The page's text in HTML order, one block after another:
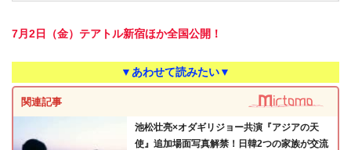
7月2日（金）テアトル新宿ほか全国公開！
▼あわせて読みたい▼
関連記事
池松壮亮×オダギリジョー共演『アジアの天
使』追加場面写真解禁！日韓2つの家族が交流